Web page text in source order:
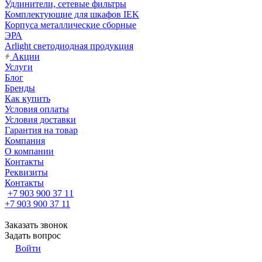
Удлинители, сетевые фильтры
Комплектующие для шкафов IEK
Корпуса металлические сборные
ЭРА
Arlight светодиодная продукция
Акции
Услуги
Блог
Бренды
Как купить
Условия оплаты
Условия доставки
Гарантия на товар
Компания
О компании
Контакты
Реквизиты
Контакты
+7 903 900 37 11
+7 903 900 37 11
Заказать звонок
Задать вопрос
Войти